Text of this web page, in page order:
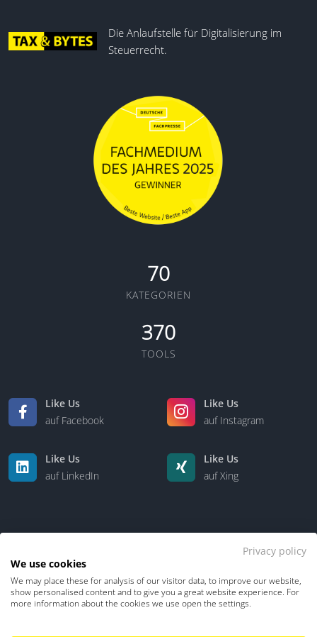
Die Anlaufstelle für Digitalisierung im
Steuerrecht.
70
KATEGORIEN
370
TOOLS
Like Us
auf Facebook
Like Us
auf Instagram
Like Us
auf LinkedIn
Like Us
auf Xing
Kontakt Über uns
Privacy policy
We use cookies
We may place these for analysis of our visitor data, to improve our website,
show personalised content and to give you a great website experience. For
more information about the cookies we use open the settings.